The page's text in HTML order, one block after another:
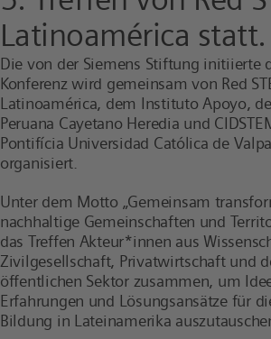
Latinoamérica statt.
Die von der Siemens Stiftung initiierte
Konferenz wird gemeinsam von Red
Latinoamérica, dem Instituto Apoyo,
Peruana Cayetano Heredia und
Pontifícia Universidad Católica de
organisiert.
Unter dem Motto „Gemeinsam
nachhaltige Gemeinschaften und
das Treffen Akteur*innen aus
Zivilgesellschaft, Privatwirtschaft und
öffentlichen Sektor zusammen, um
Erfahrungen und Lösungsansätze für
Bildung in Lateinamerika